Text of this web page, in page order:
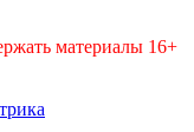
материалы 16+